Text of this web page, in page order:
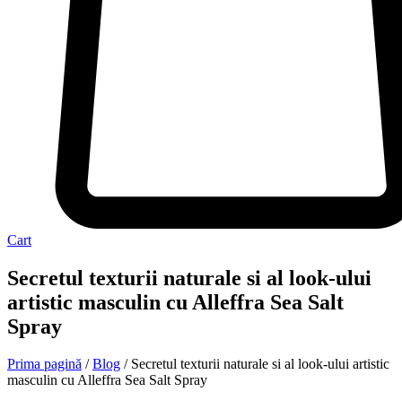
Cart
Secretul texturii naturale si al look-ului
artistic masculin cu Alleffra Sea Salt
Spray
Prima pagină /Blog / Secretul texturii naturale si al look-ului artistic
masculin cu Alleffra Sea Salt Spray